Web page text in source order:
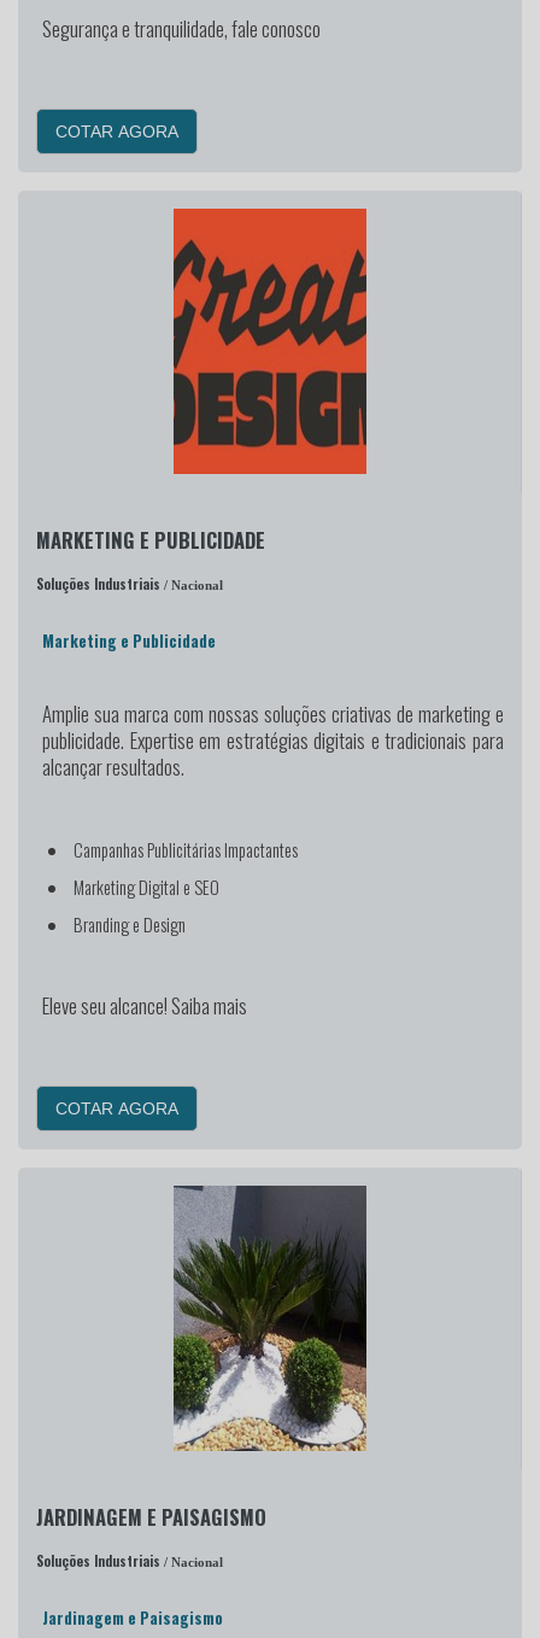
Segurança e tranquilidade, fale conosco
COTAR AGORA
MARKETING E PUBLICIDADE
Soluções Industriais / Nacional
Marketing e Publicidade
Amplie sua marca com nossas soluções criativas de marketing e
publicidade. Expertise em estratégias digitais e tradicionais para
alcançar resultados.
Campanhas Publicitárias Impactantes
Marketing Digital e SEO
Branding e Design
Eleve seu alcance! Saiba mais
COTAR AGORA
JARDINAGEM E PAISAGISMO
Soluções Industriais / Nacional
Jardinagem e Paisagismo